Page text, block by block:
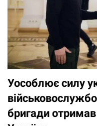
Уособлює силу
бригади отримав